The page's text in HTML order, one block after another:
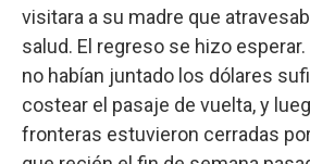
visitara a su madre que
salud. El regreso se hizo
no habían juntado los dólares
costear el pasaje de vuelta, y
fronteras estuvieron cerradas